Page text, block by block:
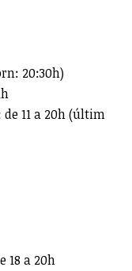
20:30h)
de 11 a 20h (últim
18 a 20h